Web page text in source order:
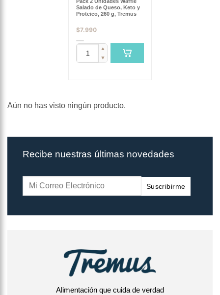
Salado de Queso, Keto y
Proteico, 260 g, Tremus
$7.990
▲
▼
Aún no has visto ningún producto.
Recibe nuestras últimas novedades
Suscribirme
Alimentación que cuida de verdad